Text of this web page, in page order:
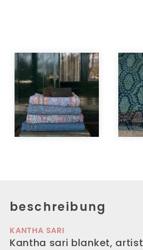
beschreibung
KANTHA SARI
Kantha sari blanket, artist